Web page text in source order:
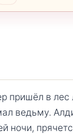
пришёл в лес
ведьму.
ночи,